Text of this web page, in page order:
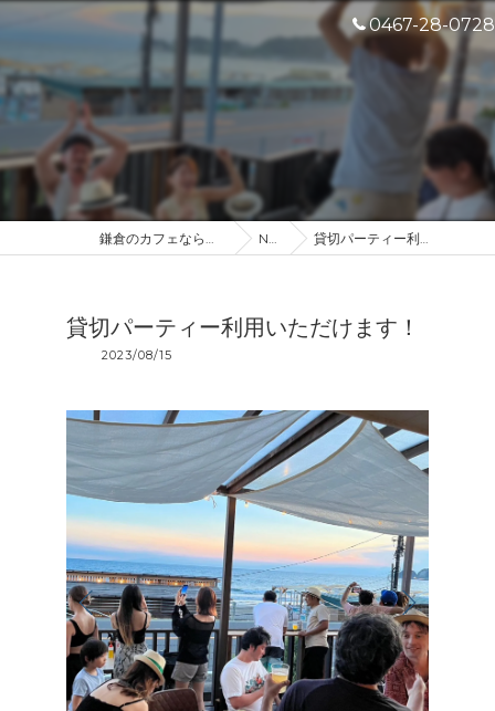
0467-28-0728
鎌倉のカフェなら産地直送のDROP IN NEWS 貸切パーティー利用いただけます！
貸切パーティー利用いただけます！
2023/08/15